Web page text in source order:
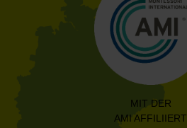
MIT DER
AMI AFFILIIERT